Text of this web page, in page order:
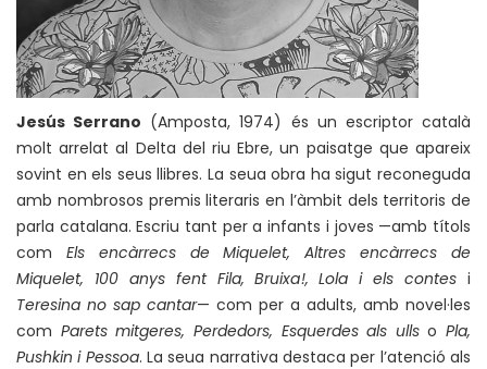
Jesús Serrano (Amposta, 1974) és un escriptor català
molt arrelat al Delta del riu Ebre, un paisatge que apareix
sovint en els seus llibres. La seua obra ha sigut reconeguda
amb nombrosos premis literaris en l’àmbit dels territoris de
parla catalana. Escriu tant per a infants i joves —amb títols
com Els encàrrecs de Miquelet, Altres encàrrecs de
Miquelet, 100 anys fent Fila, Bruixa!, Lola i els contes i
Teresina no sap cantar— com per a adults, amb novel·les
com Parets mitgeres, Perdedors, Esquerdes als ullso Pla,
Pushkin i Pessoa. La seua narrativa destaca per l’atenció als